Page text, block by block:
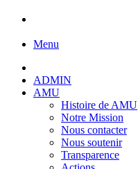
Menu
ADMIN
AMU
Histoire de AMU
Notre Mission
Nous contacter
Nous soutenir
Transparence